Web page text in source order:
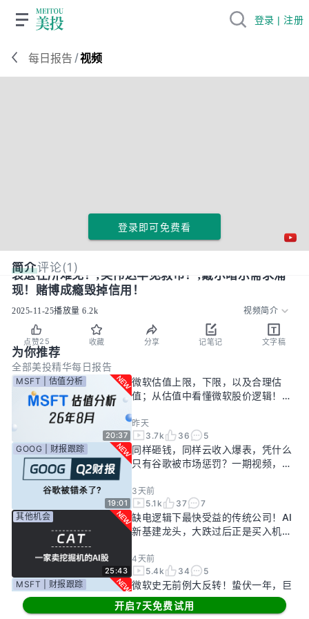
每日报告 /视频
登录即可免费看
简介评论(1)
衰退在所难免？;英伟达罕见救市？;戴尔暗示需求涌
现！赌博成瘾毁掉信用！
2025-11-25播放量 6.2k 视频简介
点赞25 收藏 分享 记笔记 文字稿
为你推荐
全部美投精华每日报告
20:37
MSFT | 估值分析
微软估值上限，下限，以及合理估
值；从估值中看懂微软股价逻辑！
昨天
3.7k
36 5
19:01
GOOG | 财报跟踪
同样砸钱，同样云收入爆表，凭什么
只有谷歌被市场惩罚？一期视频，告
3天前
5.1k
37 7
25:43
其他机会
缺电逻辑下最快受益的传统公司！AI
新基建龙头，大跌过后正是买入机
4天前
5.4k
34
5
MSFT | 财报跟踪
微软史无前例大反转！蛰伏一年，巨
头终于准备好起飞了？
开启7天免费试用
登录 | 注册